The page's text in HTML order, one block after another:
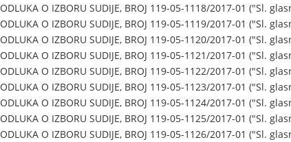
ODLUKA O IZBORU SUDIJE, BROJ 119-05-1118/2017-01 ("Sl.
ODLUKA O IZBORU SUDIJE, BROJ 119-05-1119/2017-01 ("Sl.
ODLUKA O IZBORU SUDIJE, BROJ 119-05-1120/2017-01 ("Sl.
ODLUKA O IZBORU SUDIJE, BROJ 119-05-1121/2017-01 ("Sl.
ODLUKA O IZBORU SUDIJE, BROJ 119-05-1122/2017-01 ("Sl.
ODLUKA O IZBORU SUDIJE, BROJ 119-05-1123/2017-01 ("Sl.
ODLUKA O IZBORU SUDIJE, BROJ 119-05-1124/2017-01 ("Sl.
ODLUKA O IZBORU SUDIJE, BROJ 119-05-1125/2017-01 ("Sl.
ODLUKA O IZBORU SUDIJE, BROJ 119-05-1126/2017-01 ("Sl.